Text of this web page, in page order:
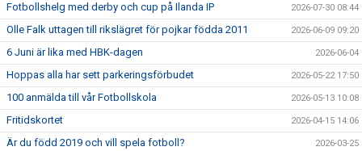
Fotbollshelg med derby och cup på Ilanda IP 2026-07-30 08:44
Olle Falk uttagen till rikslägret för pojkar födda 2011 2026-06-09 09:20
6 Juni är lika med HBK-dagen 2026-06-04
Hoppas alla har sett parkeringsförbudet 2026-05-22 17:50
100 anmälda till vår Fotbollskola 2026-05-13 10:08
Fritidskortet 2026-04-15 14:06
Är du född 2019 och vill spela fotboll? 2026-03-25